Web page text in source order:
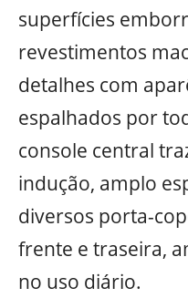
superfícies
revestimentos
detalhes com
espalhados por
console central
indução, amplo
diversos porta-
frente e traseira,
no uso diário.